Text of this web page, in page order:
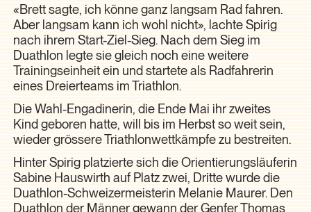
«Brett sagte, ich könne ganz langsam Rad fahren.
Aber langsam kann ich wohl nicht», lachte Spirig
nach ihrem Start-Ziel-Sieg. Nach dem Sieg im
Duathlon legte sie gleich noch eine weitere
Trainingseinheit ein und startete als Radfahrerin
eines Dreierteams im Triathlon.
Die Wahl-Engadinerin, die Ende Mai ihr zweites
Kind geboren hatte, will bis im Herbst so weit sein,
wieder grössere Triathlonwettkämpfe zu bestreiten.
Hinter Spirig platzierte sich die Orientierungsläuferin
Sabine Hauswirth auf Platz zwei, Dritte wurde die
Duathlon-Schweizermeisterin Melanie Maurer. Den
Duathlon der Männer gewann der Genfer Thomas